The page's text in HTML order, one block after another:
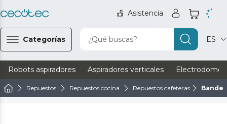
Asistencia
Categorías ¿Qué buscas? ES
Robots aspiradores Aspiradores verticales
Repuestos Repuestos cocina Repuestos cafeteras